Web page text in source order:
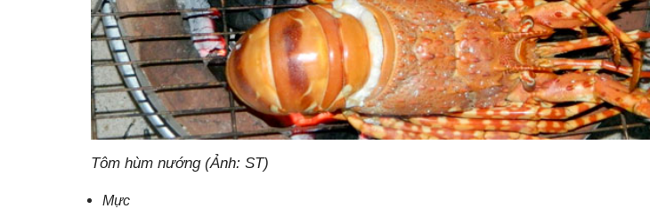
Tôm hùm nướng (Ảnh: ST)
Mực